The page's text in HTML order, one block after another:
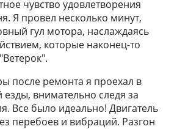
чувство удовлетворения
Я провел несколько минут,
гул мотора, наслаждаясь
которые наконец-то
после ремонта я проехал в
внимательно следя за
Все было идеально! Двигатель
перебоев и вибраций. Разгон